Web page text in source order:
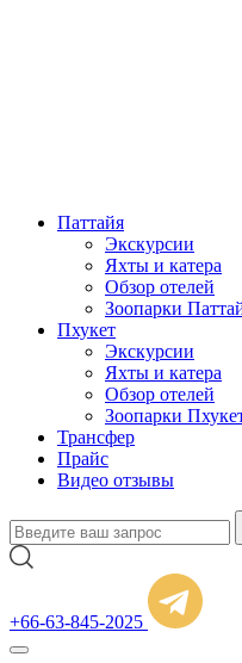
Паттайя
Экскурсии
Яхты и катера
Обзор отелей
Зоопарки
Пхукет
Экскурсии
Яхты и катера
Обзор отелей
Зоопарки
Трансфер
Прайс
Видео отзывы
+66-63-845-2025